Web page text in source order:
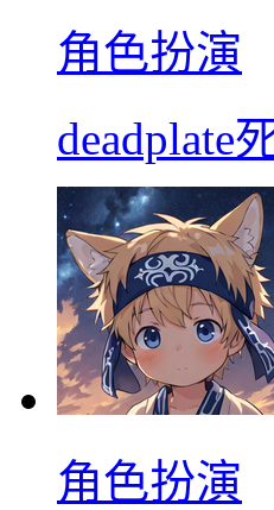
角色扮演
deadplate
角色扮演